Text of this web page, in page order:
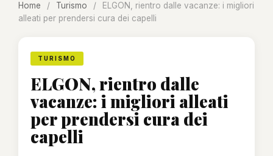
Home / Turismo /
ELGON, rientro dalle vacanze: i migliori
alleati per prendersi cura dei capelli
TURISMO
ELGON, rientro dalle
vacanze: i migliori alleati
per prendersi cura dei
capelli